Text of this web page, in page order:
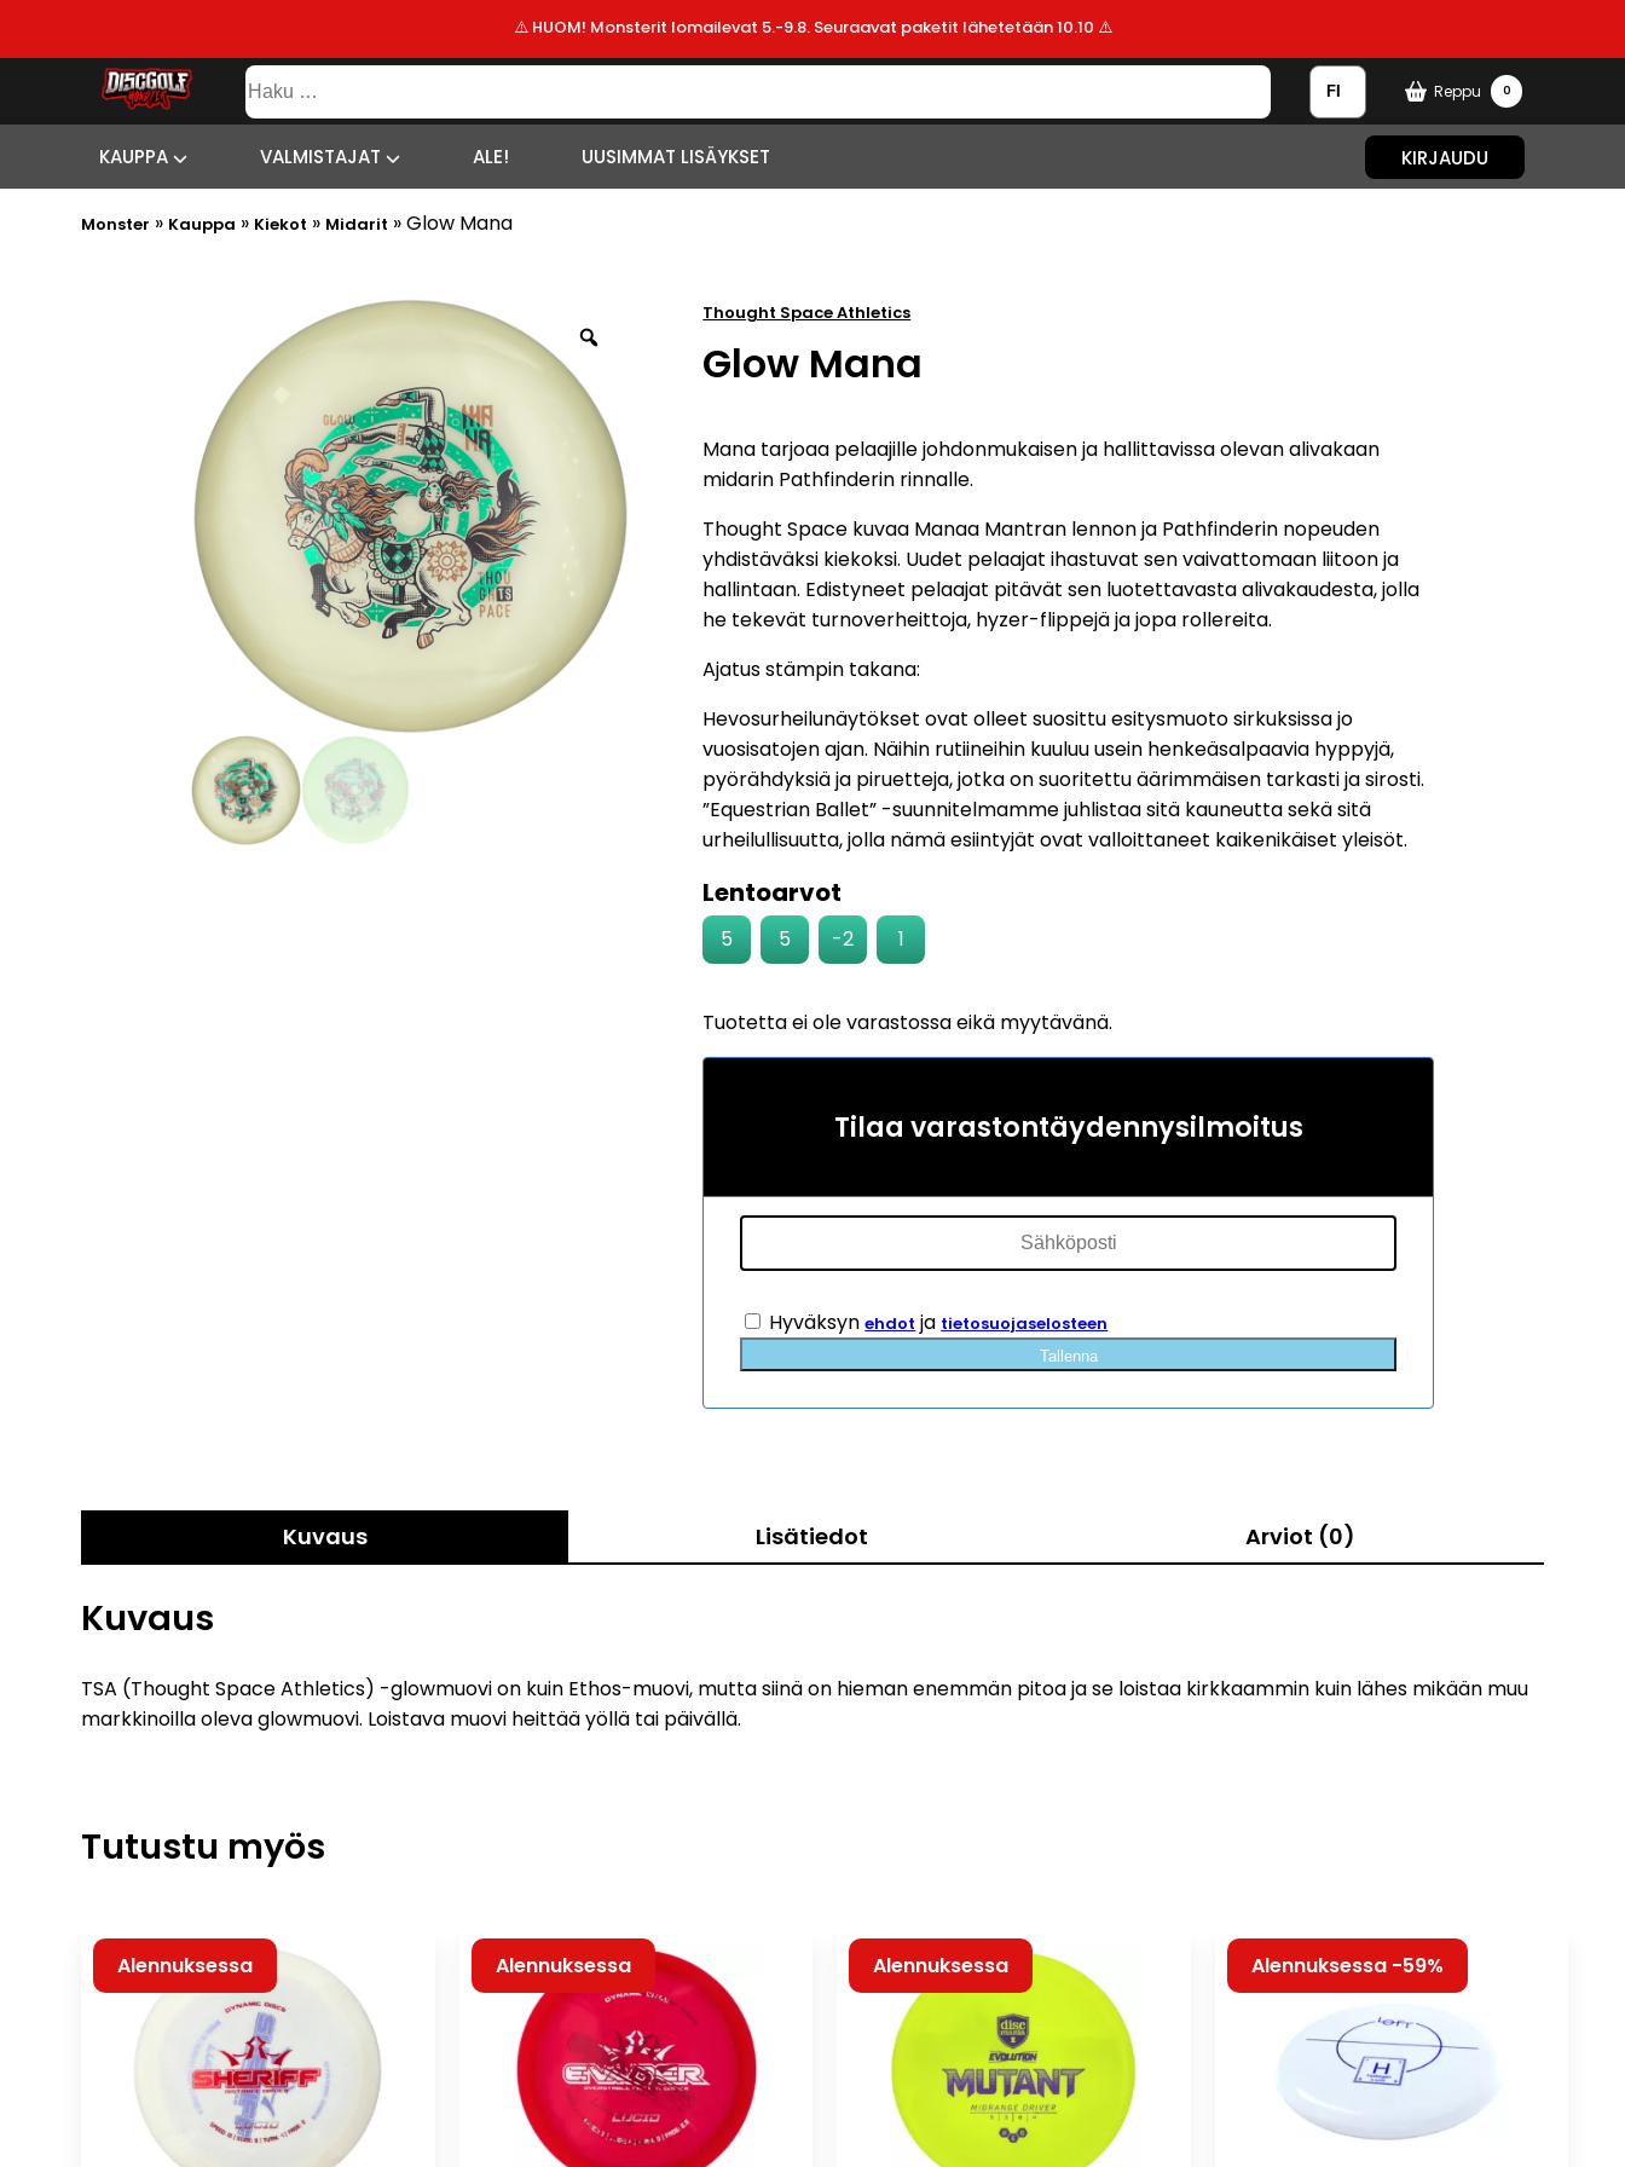
⚠️ HUOM! Monsterit lomailevat 5.-9.8. Seuraavat paketit lähetetään 10.10 ⚠️
VALMISTAJAT
LISÄYKSET
SISÄLTÖ
SITEMAP
Haku: Reppu 0
KAUPPA VALMISTAJAT ALE! UUSIMMAT LISÄYKSET KIRJAUDU
Monster » Kauppa » Kiekot » Midarit »Glow Mana
Thought Space Athletics
Glow Mana
Mana tarjoaa pelaajille johdonmukaisen ja hallittavissa olevan alivakaan
midarin Pathfinderin rinnalle.
Thought Space kuvaa Manaa Mantran lennon ja Pathfinderin nopeuden
yhdistäväksi kiekoksi. Uudet pelaajat ihastuvat sen vaivattomaan liitoon ja
hallintaan. Edistyneet pelaajat pitävät sen luotettavasta alivakaudesta, jolla
he tekevät turnoverheittoja, hyzer-flippejä ja jopa rollereita.
Ajatus stämpin takana:
Hevosurheilunäytökset ovat olleet suosittu esitysmuoto sirkuksissa jo
vuosisatojen ajan. Näihin rutiineihin kuuluu usein henkeäsalpaavia hyppyjä,
pyörähdyksiä ja piruetteja, jotka on suoritettu äärimmäisen tarkasti ja sirosti.
”Equestrian Ballet” -suunnitelmamme juhlistaa sitä kauneutta sekä sitä
urheilullisuutta, jolla nämä esiintyjät ovat valloittaneet kaikenikäiset yleisöt.
Lentoarvot
5 5 -2 1
Tuotetta ei ole varastossa eikä myytävänä.
Tilaa varastontäydennysilmoitus
Hyväksynehdot ja tietosuojaselosteen
Tallenna
Kuvaus Lisätiedot Arviot (0)
Kuvaus
TSA (Thought Space Athletics) -glowmuovi on kuin Ethos-muovi, mutta siinä on hieman enemmän pitoa ja se loistaa kirkkaammin kuin lähes mikään muu
markkinoilla oleva glowmuovi. Loistava muovi heittää yöllä tai päivällä.
Tutustu myös
Alennuksessa Alennuksessa Alennuksessa Alennuksessa -59%